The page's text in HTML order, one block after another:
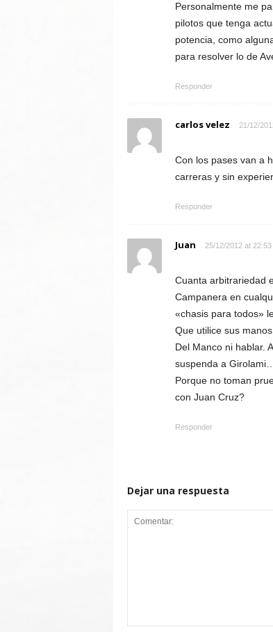
Personalmente me
pilotos que tenga
potencia, como
para resolver lo de
Responder
carlos velez 21/12/
Con los pases van a
carreras y sin
Responder
Juan 25/12/2012 at 22:53
Cuanta arbitrariedad
Campanera en
«chasis para todos»
Que utilice sus
Del Manco ni hablar.
suspenda a Girolami…
Porque no toman
con Juan Cruz?
Responder
Dejar una respuesta